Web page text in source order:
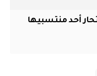
أحد منتسبيها